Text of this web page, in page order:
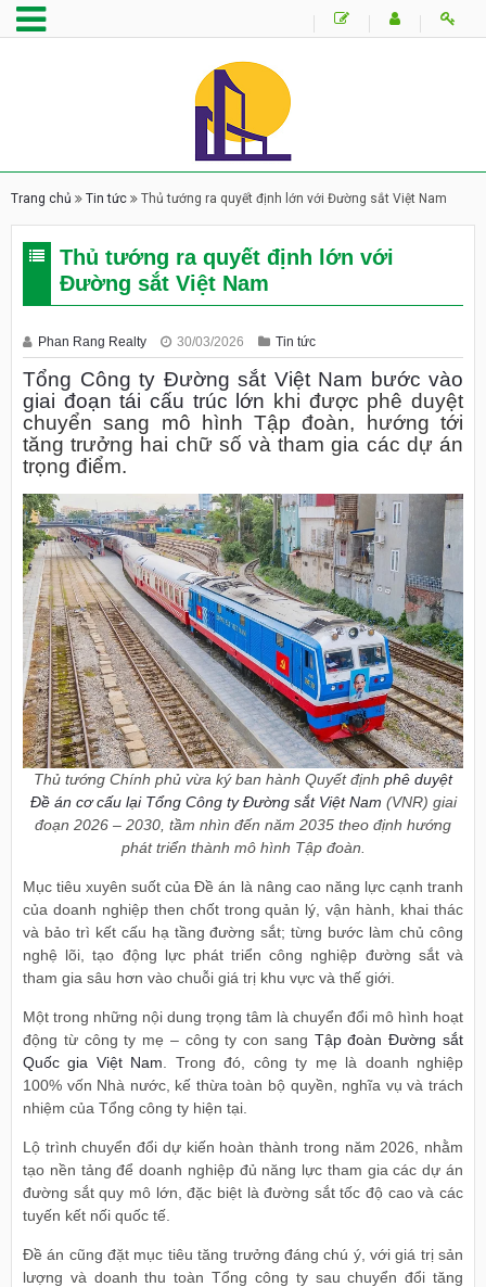
Trang chủ Tin tức Thủ tướng ra quyết định lớn với Đường sắt Việt Nam
Thủ tướng ra quyết định lớn với
Đường sắt Việt Nam
Phan Rang Realty 30/03/2026 Tin tức
Tổng Công ty Đường sắt Việt Nam bước vào
giai đoạn tái cấu trúc lớn khi được phê duyệt
chuyển sang mô hình Tập đoàn, hướng tới
tăng trưởng hai chữ số và tham gia các dự án
trọng điểm.
Thủ tướng Chính phủ vừa ký ban hành Quyết định phê duyệt
Đề án cơ cấu lại Tổng Công ty Đường sắt Việt Nam (VNR) giai
đoạn 2026 – 2030, tầm nhìn đến năm 2035 theo định hướng
phát triển thành mô hình Tập đoàn.
Mục tiêu xuyên suốt của Đề án là nâng cao năng lực cạnh tranh
của doanh nghiệp then chốt trong quản lý, vận hành, khai thác
và bảo trì kết cấu hạ tầng đường sắt; từng bước làm chủ công
nghệ lõi, tạo động lực phát triển công nghiệp đường sắt và
tham gia sâu hơn vào chuỗi giá trị khu vực và thế giới.
Một trong những nội dung trọng tâm là chuyển đổi mô hình hoạt
động từ công ty mẹ – công ty con sang Tập đoàn Đường sắt
Quốc gia Việt Nam . Trong đó, công ty mẹ là doanh nghiệp
100% vốn Nhà nước, kế thừa toàn bộ quyền, nghĩa vụ và trách
nhiệm của Tổng công ty hiện tại.
Lộ trình chuyển đổi dự kiến hoàn thành trong năm 2026, nhằm
tạo nền tảng để doanh nghiệp đủ năng lực tham gia các dự án
đường sắt quy mô lớn, đặc biệt là đường sắt tốc độ cao và các
tuyến kết nối quốc tế.
Đề án cũng đặt mục tiêu tăng trưởng đáng chú ý, với giá trị sản
lượng và doanh thu toàn Tổng công ty sau chuyển đổi tăng